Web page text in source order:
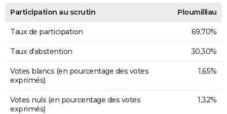
Participation au scrutin Ploumilliau
Taux de participation 69,70%
Taux d'abstention 30,30%
Votes blancs (en pourcentage des votes
exprimés)
1,65%
Votes nuls (en pourcentage des votes
exprimés)
1,32%